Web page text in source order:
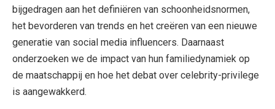
bijgedragen aan het definiëren van schoonheidsnormen,
het bevorderen van trends en het creëren van een nieuwe
generatie van social media influencers. Daarnaast
onderzoeken we de impact van hun familiedynamiek op
de maatschappij en hoe het debat over celebrity-privilege
is aangewakkerd.